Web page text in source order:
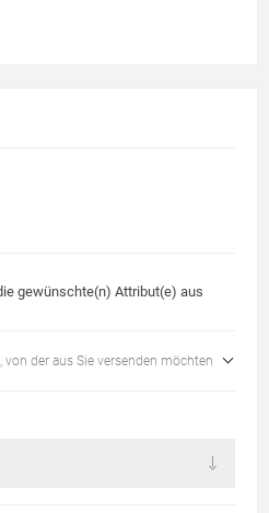
gewünschte(n) Attribut(e) aus
von der aus Sie versenden möchten